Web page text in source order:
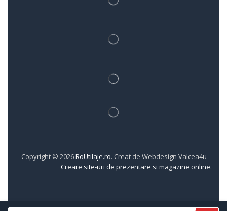
Copyright © 2026RoUtilaje.ro. Creat de Webdesign Valcea4u –
Creare site-uri de prezentare si magazine online.